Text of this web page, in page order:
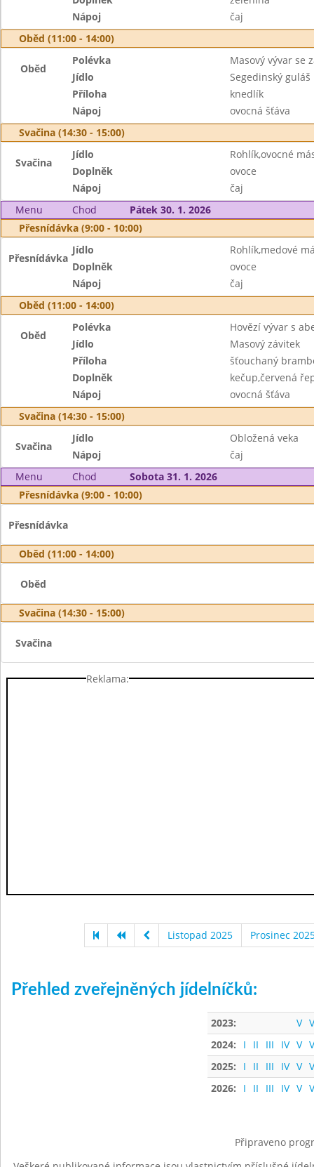
Nápoj
čaj
Oběd (11:00 - 14:00)
Oběd
Polévka
Masový vývar se
Jídlo
Segedinský guláš
Příloha
knedlík
Nápoj
ovocná šťáva
Svačina (14:30 - 15:00)
Svačina
Jídlo
Rohlík,ovocné
Doplněk
ovoce
Nápoj
čaj
Menu
Chod
Pátek 30. 1. 2026
Přesnídávka (9:00 - 10:00)
Přesnídávka
Jídlo
Rohlík,medové
Doplněk
ovoce
Nápoj
čaj
Oběd (11:00 - 14:00)
Oběd
Polévka
Hovězí vývar s
Jídlo
Masový závitek
Příloha
šťouchaný
Doplněk
kečup,červená
Nápoj
ovocná šťáva
Svačina (14:30 - 15:00)
Svačina
Jídlo
Obložená veka
Nápoj
čaj
Menu
Chod
Sobota 31. 1. 2026
Přesnídávka (9:00 - 10:00)
Přesnídávka
Oběd (11:00 - 14:00)
Oběd
Svačina (14:30 - 15:00)
Svačina
Reklama:
Listopad 2025 Prosinec
Přehled zveřejněných jídelníčků:
2023: V
2024:
I II III IV V
2025:
I II III IV V
2026:
I II III IV V
Připraveno